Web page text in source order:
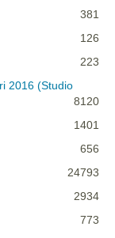
381
126
223
2016 (Studio
8120
1401
656
24793
2934
773